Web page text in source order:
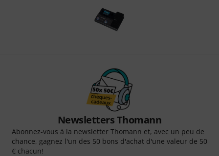
Newsletters Thomann
Abonnez-vous à la newsletter Thomann et, avec un peu de
chance, gagnez l'un des 50 bons d'achat d'une valeur de 50
€ chacun!